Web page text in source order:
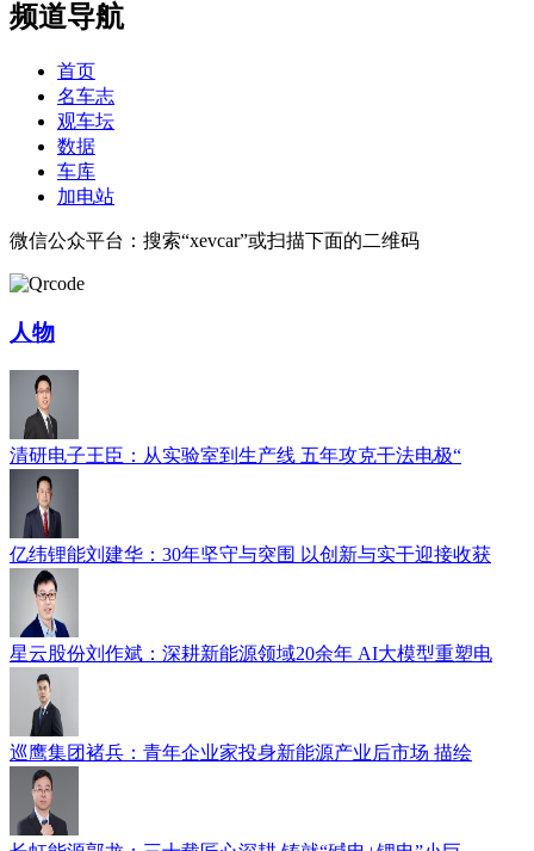
频道导航
首页
名车志
观车坛
数据
车库
加电站
微信公众平台：搜索“xevcar”或扫描下面的二维码
人物
清研电子王臣：从实验室到生产线 五年攻克干法电极“
亿纬锂能刘建华：30年坚守与突围 以创新与实干迎接收获
星云股份刘作斌：深耕新能源领域20余年 AI大模型重塑电
巡鹰集团褚兵：青年企业家投身新能源产业后市场 描绘